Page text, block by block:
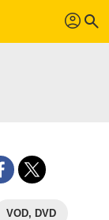
profil search
VOD, DVD